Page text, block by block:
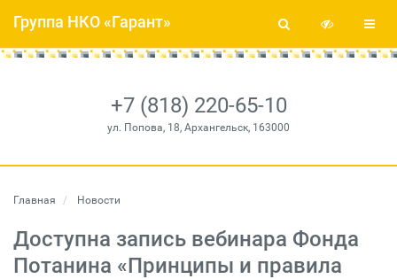
+7 (818) 220-65-10
ул. Попова, 18, Архангельск, 163000
Группа НКО «Гарант»
Главная Новости
Доступна запись вебинара Фонда
Потанина «Принципы и правила